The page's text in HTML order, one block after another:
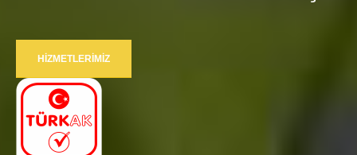
HIZMETLERIMIZ